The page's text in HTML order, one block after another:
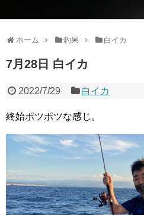
ホーム 釣果 白イカ
7月28日 白イカ
2022/7/29 白イカ
終始ポツポツな感じ。